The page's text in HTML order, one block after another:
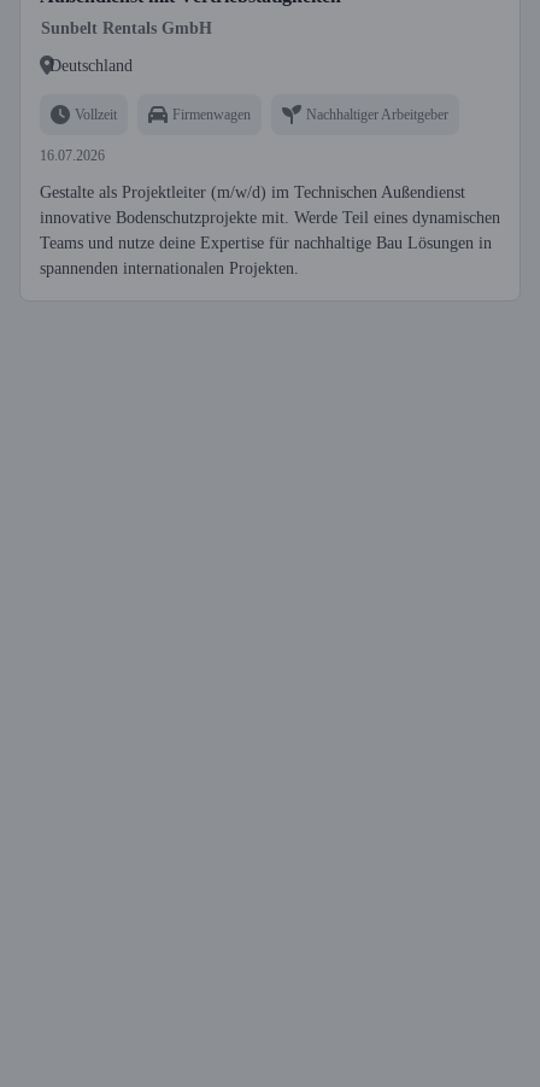
Sunbelt Rentals GmbH
Deutschland
Vollzeit Firmenwagen Nachhaltiger Arbeitgeber
16.07.2026
Gestalte als Projektleiter (m/w/d) im Technischen Außendienst
innovative Bodenschutzprojekte mit. Werde Teil eines dynamischen
Teams und nutze deine Expertise für nachhaltige Bau Lösungen in
spannenden internationalen Projekten.